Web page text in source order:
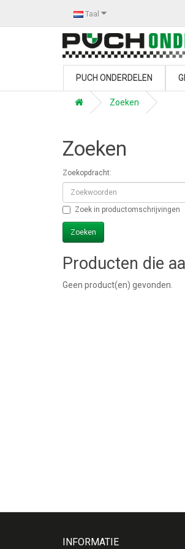
Taal
PUCH ONDERDELEN
Zoeken
Zoeken
Zoekopdracht:
Zoek in productomschrijvingen
Producten die
Geen product(en) gevonden.
INFORMATIE